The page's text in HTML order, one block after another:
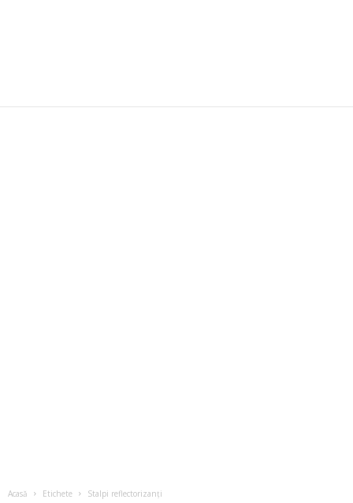
Acasă Etichete Stalpi reflectorizanți